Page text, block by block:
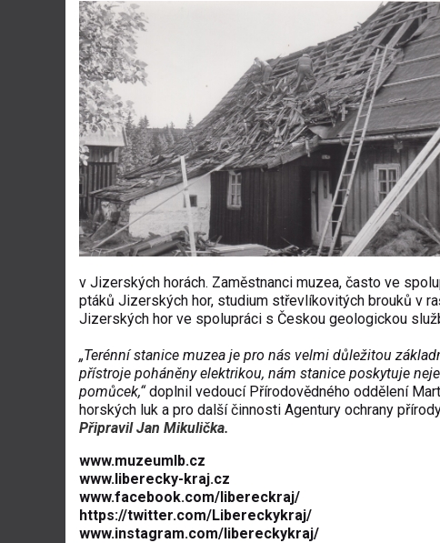
v Jizerských horách. Zaměstnanci muzea, často ve
ptáků Jizerských hor, studium střevlíkovitých brouků v
Jizerských hor ve spolupráci s Českou geologickou
„Terénní stanice muzea je pro nás velmi důležitou
přístroje poháněny elektrikou, nám stanice poskytuje
pomůcek,“doplnil vedoucí Přírodovědného oddělení
horských luk a pro další činnosti Agentury ochrany
Připravil Jan Mikulička.
www.muzeumlb.cz
www.liberecky-kraj.cz
www.facebook.com/libereckraj/
https://twitter.com/Libereckykraj/
www.instagram.com/libereckykraj/